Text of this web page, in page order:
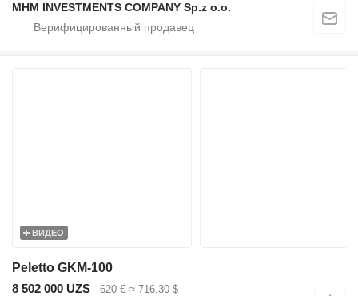
MHM INVESTMENTS COMPANY Sp.z o.o.
ВИДЕО
Peletto GKM-100
8 502 000 UZS
620 € ≈ 716,30 $